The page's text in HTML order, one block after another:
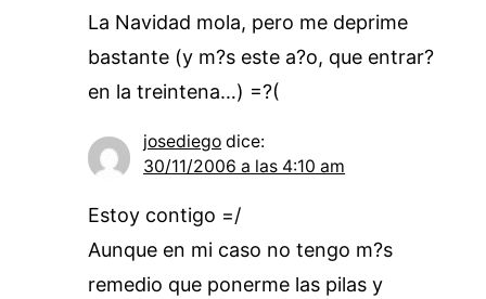
La Navidad mola, pero me deprime
bastante (y m?s este a?o, que entrar?
en la treintena…) =?(
josediego dice:
30/11/2006 a las 4:10 am
Estoy contigo =/
Aunque en mi caso no tengo m?s
remedio que ponerme las pilas y